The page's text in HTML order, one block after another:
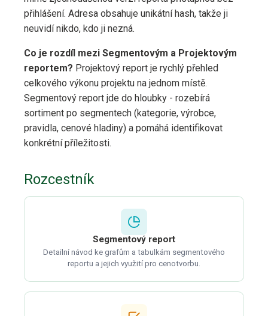
přihlášení. Adresa obsahuje unikátní hash, takže ji
neuvidí nikdo, kdo ji nezná.
Co je rozdíl mezi Segmentovým a Projektovým
reportem? Projektový report je rychlý přehled
celkového výkonu projektu na jednom místě.
Segmentový report jde do hloubky - rozebírá
sortiment po segmentech (kategorie, výrobce,
pravidla, cenové hladiny) a pomáhá identifikovat
konkrétní příležitosti.
Rozcestník
Segmentový report
Detailní návod ke grafům a tabulkám segmentového
reportu a jejich využití pro cenotvorbu.